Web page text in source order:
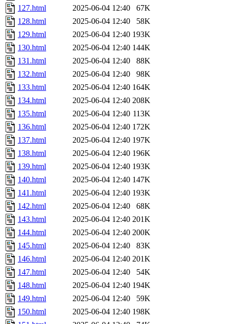
127.html
2025-06-04 12:40
67K
128.html
2025-06-04 12:40
58K
129.html
2025-06-04 12:40 193K
130.html
2025-06-04 12:40 144K
131.html
2025-06-04 12:40
88K
132.html
2025-06-04 12:40
98K
133.html
2025-06-04 12:40 164K
134.html
2025-06-04 12:40 208K
135.html
2025-06-04 12:40 113K
136.html
2025-06-04 12:40 172K
137.html
2025-06-04 12:40 197K
138.html
2025-06-04 12:40 196K
139.html
2025-06-04 12:40 193K
140.html
2025-06-04 12:40 147K
141.html
2025-06-04 12:40 193K
142.html
2025-06-04 12:40
68K
143.html
2025-06-04 12:40 201K
144.html
2025-06-04 12:40 200K
145.html
2025-06-04 12:40
83K
146.html
2025-06-04 12:40 201K
147.html
2025-06-04 12:40
54K
148.html
2025-06-04 12:40 194K
149.html
2025-06-04 12:40
59K
150.html
2025-06-04 12:40 198K